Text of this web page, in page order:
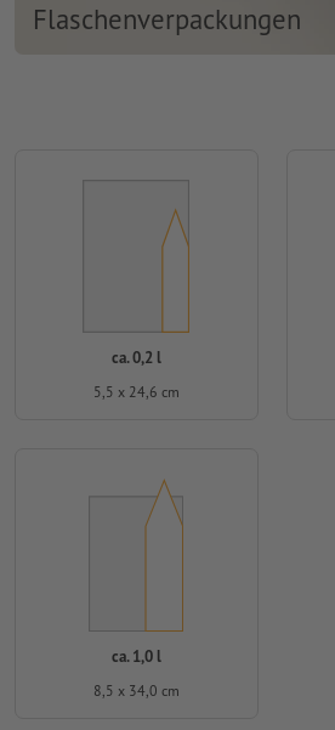
Flaschenverpackungen
ca. 0,2 l
5,5 x 24,6 cm
ca. 1,0 l
8,5 x 34,0 cm